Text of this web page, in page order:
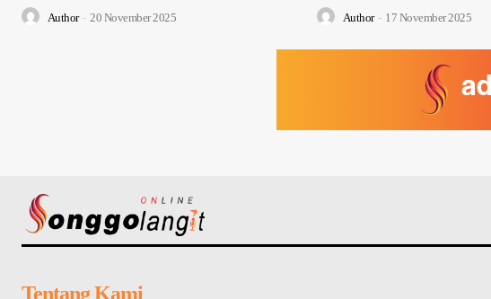
Author - 20 November 2025 Author - 17 November 2025
Tentang Kami